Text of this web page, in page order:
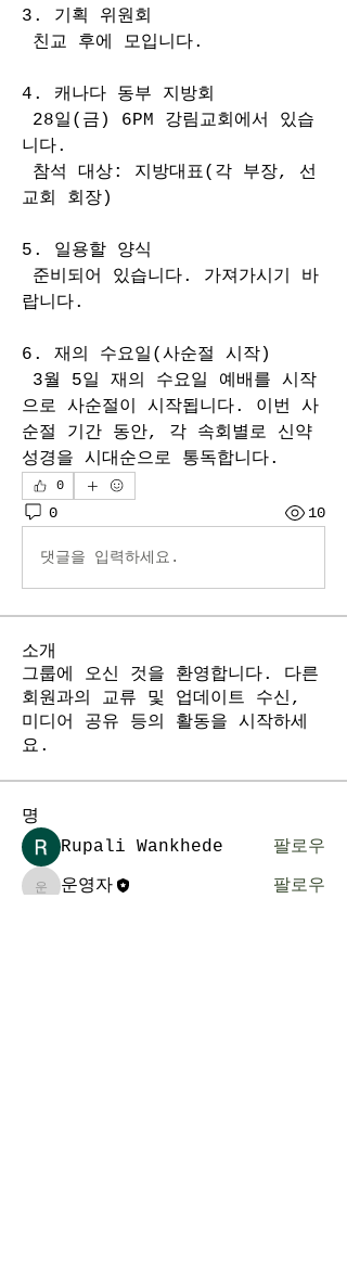
3. 기획 위원회
친교 후에 모입니다.
4. 캐나다 동부 지방회
28일(금) 6PM 강림교회에서 있습
니다.
참석 대상: 지방대표(각 부장, 선
교회 회장)
5. 일용할 양식
준비되어 있습니다. 가져가시기 바
랍니다.
6. 재의 수요일(사순절 시작)
3월 5일 재의 수요일 예배를 시작
으로 사순절이 시작됩니다. 이번 사
순절 기간 동안, 각 속회별로 신약
성경을 시대순으로 통독합니다.
0
0 10
댓글을 입력하세요.
소개
그룹에 오신 것을 환영합니다. 다른
회원과의 교류 및 업데이트 수신,
미디어 공유 등의 활동을 시작하세
요.
명
Rupali Wankhede 팔로우
운영자운영자
팔로우